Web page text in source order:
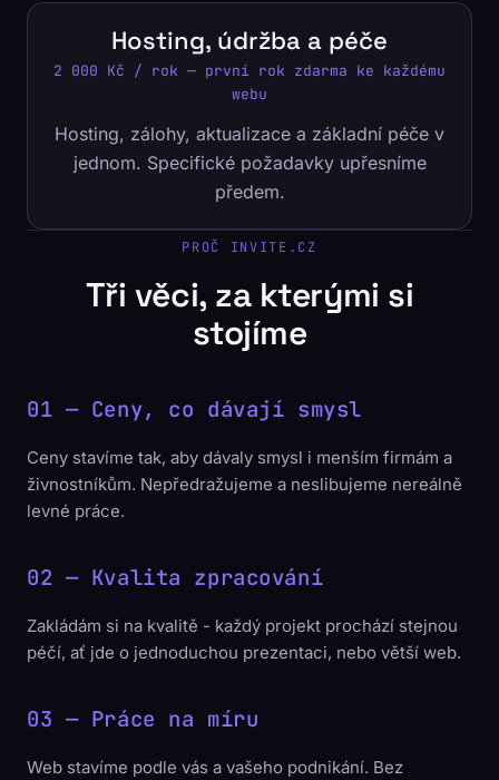
Hosting, údržba a péče
2 000 Kč / rok — první rok zdarma ke každému
webu
Hosting, zálohy, aktualizace a základní péče v
jednom. Specifické požadavky upřesníme
předem.
PROČ INVITE.CZ
Tři věci, za kterými si
stojíme
01 — Ceny, co dávají smysl
Ceny stavíme tak, aby dávaly smysl i menším firmám a
živnostníkům. Nepředražujeme a neslibujeme nereálně
levné práce.
02 — Kvalita zpracování
Zakládám si na kvalitě - každý projekt prochází stejnou
péčí, ať jde o jednoduchou prezentaci, nebo větší web.
03 — Práce na míru
Web stavíme podle vás a vašeho podnikání. Bez